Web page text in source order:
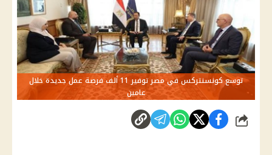
توسع كونسنتركس في مصر توفير 11 ألف فرصة عمل جديدة خلال
عامين
شارك